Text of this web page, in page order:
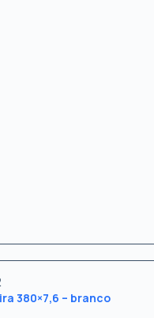
380×7,6 – branco